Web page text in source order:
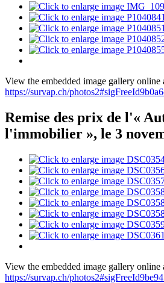
View the embedded image gallery online
https://survap.ch/
Remise des prix de l'«
l'immobilier », le 3
View the embedded image gallery online
https://survap.ch/